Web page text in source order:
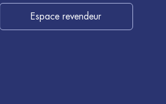
Espace revendeur